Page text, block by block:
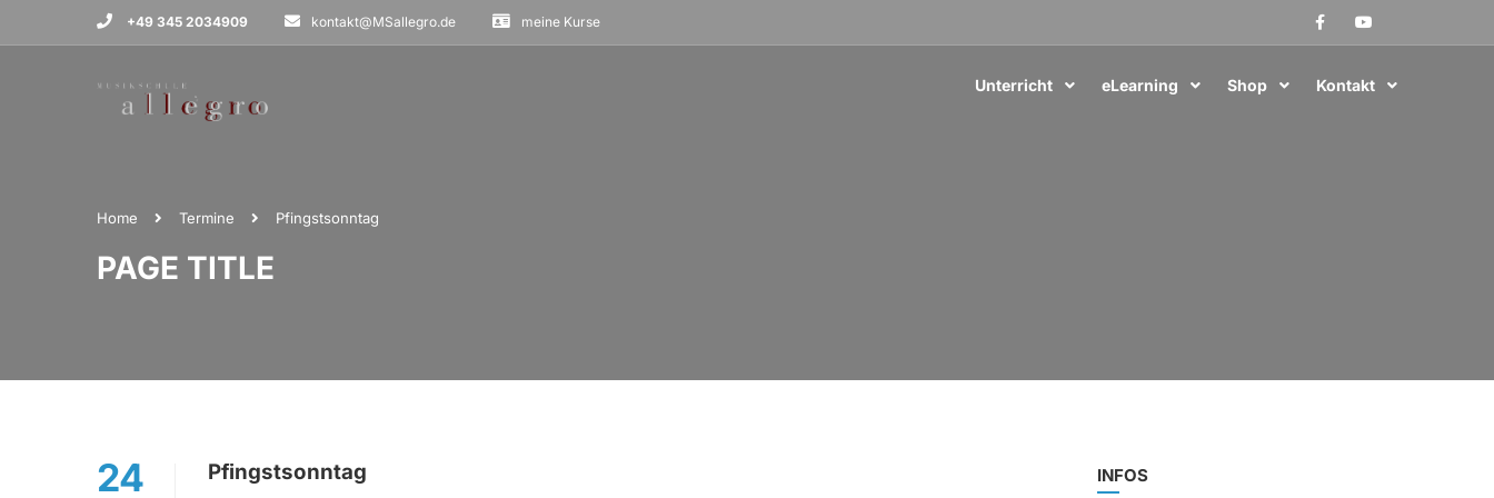
+49 345 2034909 kontakt@MSallegro.de meine Kurse
Unterricht eLearning Shop Kontakt
Home Termine Pfingstsonntag
PAGE TITLE
24 Pfingstsonntag INFOS